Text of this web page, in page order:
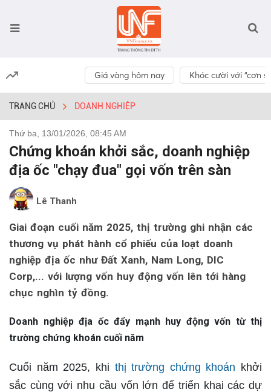
Giá vàng hôm nay Khóc cười với “cơn
TRANG CHỦ DOANH NGHIỆP
Thứ ba, 13/01/2026, 08:45 AM
Chứng khoán khởi sắc, doanh nghiệp
địa ốc "chạy đua" gọi vốn trên sàn
Lê Thanh
Giai đoạn cuối năm 2025, thị trường ghi nhận các
thương vụ phát hành cổ phiếu của loạt doanh
nghiệp địa ốc như Đất Xanh, Nam Long, DIC
Corp,... với lượng vốn huy động vốn lên tới hàng
chục nghìn tỷ đồng.
Doanh nghiệp địa ốc đẩy mạnh huy động vốn từ thị
trường chứng khoán cuối năm
Cuối năm 2025, khi thị trường chứng khoán khởi
sắc cùng với nhu cầu vốn lớn để triển khai các dự